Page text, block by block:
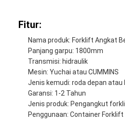
Fitur:
Nama produk: Forklift Angkat
Panjang garpu: 1800mm
Transmisi: hidraulik
Mesin: Yuchai atau CUMMINS
Jenis kemudi: roda depan atau
Garansi: 1-2 Tahun
Jenis produk: Pengangkut
Penggunaan: Container Forklift